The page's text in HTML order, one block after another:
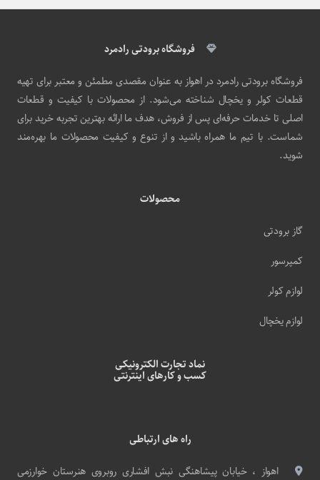
فروشگاه برودتی رادمرد
فروشگاه برودتی رادمرد در اهواز به عنوان مقصدی مطمئن و معتبر برای تهیه
قطعات کولر و یخچال شناخته می‌شود. از محصولات با کیفیت و قطعات
اصلی تا خدمات حرفه‌ای پس از فروش، هدف ما ارائه بهترین تجربه خرید برای
شماست. با تیم ما همراه باشید و از تنوع و کیفیت محصولات ما بهره‌مند
شوید.
محصولات
گاز برودتی
کمپرسور
لوازم کولر
لوازم یخچال
نماد تجارت الکترونیکی
کسب و کارهای اینترنتی
راه های ارتباطی
اهواز ، خیابان پیشاهنگی نبش افشاری روبروی هنرستان خوارزمی